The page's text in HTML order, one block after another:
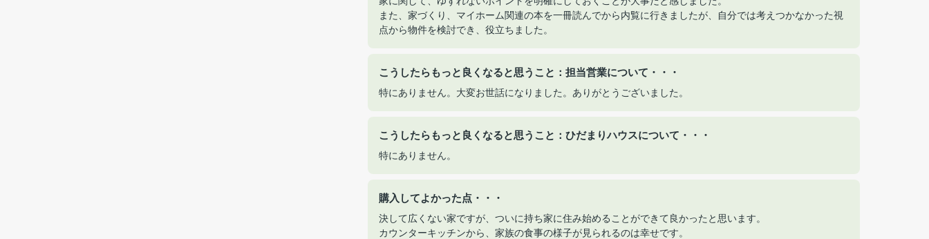
また、家づくり、マイホーム関連の本を一冊読んでから内覧に行きましたが、自分では考えつかなかった視
点から物件を検討でき、役立ちました。
こうしたらもっと良くなると思うこと：担当営業について・・・
特にありません。大変お世話になりました。ありがとうございました。
こうしたらもっと良くなると思うこと：ひだまりハウスについて・・・
特にありません。
購入してよかった点・・・
決して広くない家ですが、ついに持ち家に住み始めることができて良かったと思います。
カウンターキッチンから、家族の食事の様子が見られるのは幸せです。